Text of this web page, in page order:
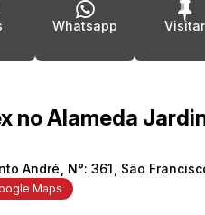
Whatsapp
no Alameda
André N°: 361 São
Maps